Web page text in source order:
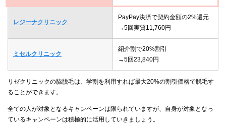
レジーナクリニック
PayPay決済で契約金額の2%還元
→5回実質11,760円
ミセルクリニック
紹介割で20%割引
→5回23,840円
リゼクリニックの脇脱毛は、学割を利用すれば最大20%の割引価格で脱毛す
ることができます。
全ての人が対象となるキャンペーンは限られていますが、自身が対象となっ
ているキャンペーンは積極的に活用していきましょう。